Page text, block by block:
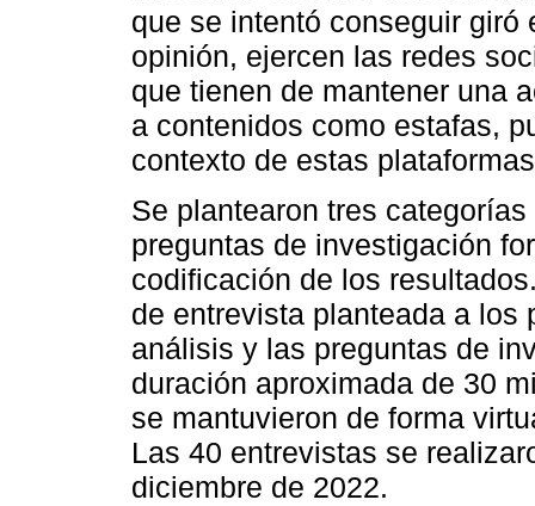
que se intentó conseguir
opinión, ejercen las redes
que tienen de mantener una
a contenidos como estafas,
contexto de estas
Se plantearon tres
preguntas de investigación
codificación de los
de entrevista planteada a
análisis y las preguntas de
duración aproximada de 30
se mantuvieron de forma
Las 40 entrevistas se
diciembre de 2022.